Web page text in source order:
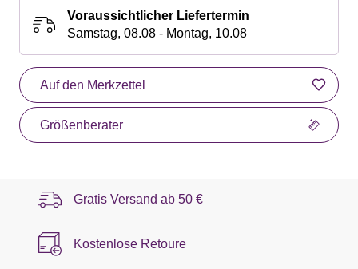
Voraussichtlicher Liefertermin
Samstag, 08.08 - Montag, 10.08
Auf den Merkzettel
Größenberater
Gratis Versand ab 50 €
Kostenlose Retoure